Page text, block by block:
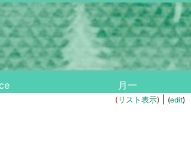
月一
( リスト表示) (edit)